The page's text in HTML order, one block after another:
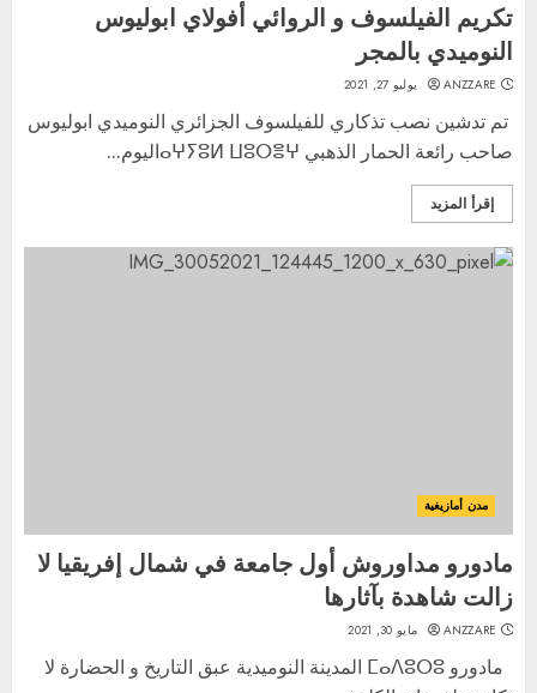
تكريم الفيلسوف و الروائي أفولاي ابوليوس
النوميدي بالمجر
ANZZARE يوليو 27, 2021
تم تدشين نصب تذكاري للفيلسوف الجزائري النوميدي ابوليوس
صاحب رائعة الحمار الذهبي ⴰⵖⵢⵓⵍ ⵡⵓⵔⴻⵖاليوم...
إقرأ المزيد
مدن أمازيغية
مادورو مداوروش أول جامعة في شمال إفريقيا لا
زالت شاهدة بآثارها
ANZZARE مايو 30, 2021
مادورو ⵎⴰⴷⵓⵔⵓ المدينة النوميدية عبق التاريخ و الحضارة لا